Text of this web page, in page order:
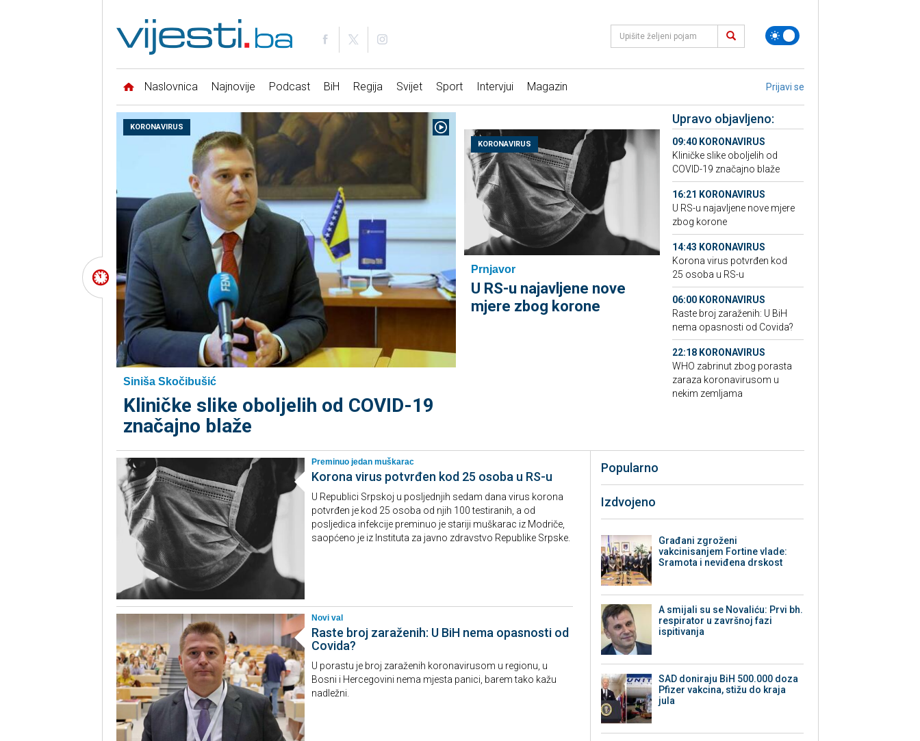
Naslovnica Najnovije Podcast BiH Regija Svijet Sport Intervjui Magazin Prijavi se
KORONAVIRUS
Siniša Skočibušić
Kliničke slike oboljelih od COVID-19
značajno blaže
KORONAVIRUS
Prnjavor
U RS-u najavljene nove
mjere zbog korone
Upravo objavljeno:
09:40 KORONAVIRUS
Kliničke slike oboljelih od
COVID-19 značajno blaže
16:21 KORONAVIRUS
U RS-u najavljene nove mjere
zbog korone
14:43 KORONAVIRUS
Korona virus potvrđen kod
25 osoba u RS-u
06:00 KORONAVIRUS
Raste broj zaraženih: U BiH
nema opasnosti od Covida?
22:18 KORONAVIRUS
WHO zabrinut zbog porasta
zaraza koronavirusom u
nekim zemljama
Preminuo jedan muškarac
Korona virus potvrđen kod 25 osoba u RS-u
U Republici Srpskoj u posljednjih sedam dana virus korona
potvrđen je kod 25 osoba od njih 100 testiranih, a od
posljedica infekcije preminuo je stariji muškarac iz Modriče,
saopćeno je iz Instituta za javno zdravstvo Republike Srpske.
Novi val
Raste broj zaraženih: U BiH nema opasnosti od
Covida?
U porastu je broj zaraženih koronavirusom u regionu, u
Bosni i Hercegovini nema mjesta panici, barem tako kažu
nadležni.
Popularno
Izdvojeno
Građani zgroženi
vakcinisanjem Fortine vlade:
Sramota i neviđena drskost
A smijali su se Novaliću: Prvi bh.
respirator u završnoj fazi
ispitivanja
SAD doniraju BiH 500.000 doza
Pfizer vakcina, stižu do kraja
jula